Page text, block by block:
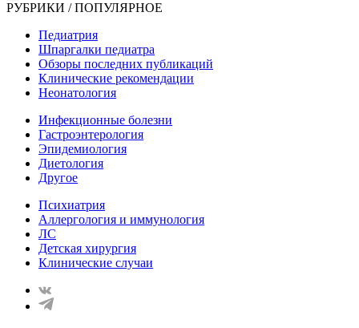
РУБРИКИ / ПОПУЛЯРНОЕ
Педиатрия
Шпаргалки педиатра
Обзоры последних публикаций
Клинические рекомендации
Неонатология
Инфекционные болезни
Гастроэнтерология
Эпидемиология
Диетология
Другое
Психиатрия
Аллергология и иммунология
ЛС
Детская хирургия
Клинические случаи